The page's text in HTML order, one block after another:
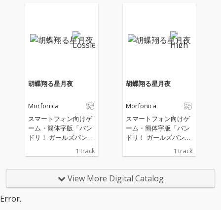
胡蝶翔る星月夜
Morfonica
スマートフォン向けゲ
ーム・簡体字版「バン
ドリ！ ガールズバンド
6周年を記念した書き
1 track
胡蝶翔る星月夜
Morfonica
スマートフォン向けゲ
ーム・簡体字版「バン
ドリ！ ガールズバンド
パーティ！」リリース
6周年を記念した書き
1 track
View More Digital Catalog
Error.